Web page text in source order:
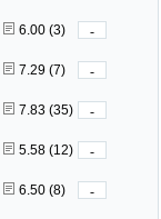
6.00 (3)
-
7.29 (7)
-
7.83 (35)
-
5.58 (12)
-
6.50 (8)
-